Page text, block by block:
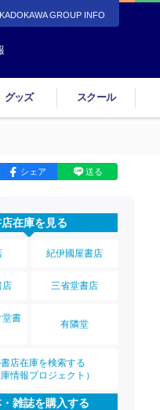
KADOKAWA GROUP INFO
グッズ スクール
シェア 送る
在庫を見る
紀伊國屋書店
店 三省堂書店
堂書
有隣堂
店在庫を検索する
庫情報プロジェクト）
雑誌を購入する